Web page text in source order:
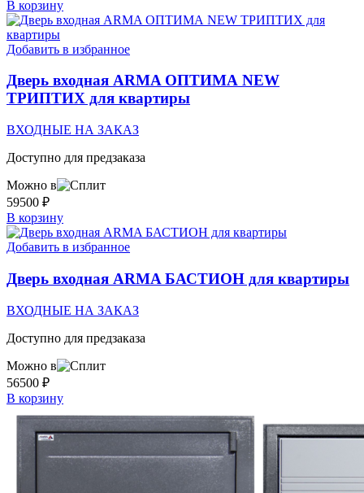
В корзину
Добавить в избранное
Дверь входная ARMA ОПТИМА NEW
ТРИПТИХ для квартиры
ВХОДНЫЕ НА ЗАКАЗ
Доступно для предзаказа
Можно в
59500 ₽
В корзину
Добавить в избранное
Дверь входная ARMA БАСТИОН для квартиры
ВХОДНЫЕ НА ЗАКАЗ
Доступно для предзаказа
Можно в
56500 ₽
В корзину